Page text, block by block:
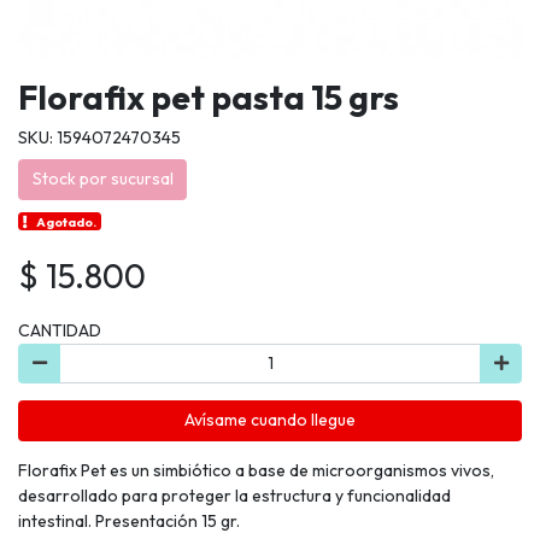
Florafix pet pasta 15 grs
SKU: 1594072470345
Stock por sucursal
Agotado.
$ 15.800
CANTIDAD
Avísame cuando llegue
Florafix Pet es un simbiótico a base de microorganismos vivos,
desarrollado para proteger la estructura y funcionalidad
intestinal. Presentación 15 gr.